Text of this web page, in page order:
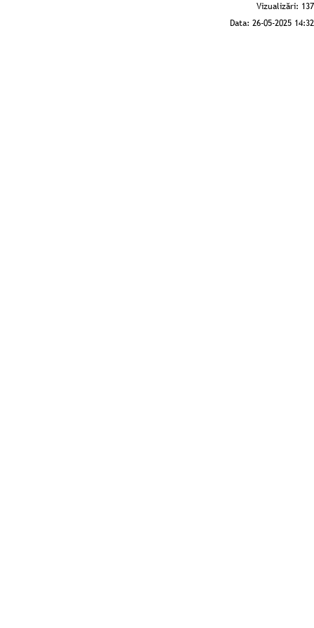
Vizualizări: 137
Data: 26-05-2025 14:32